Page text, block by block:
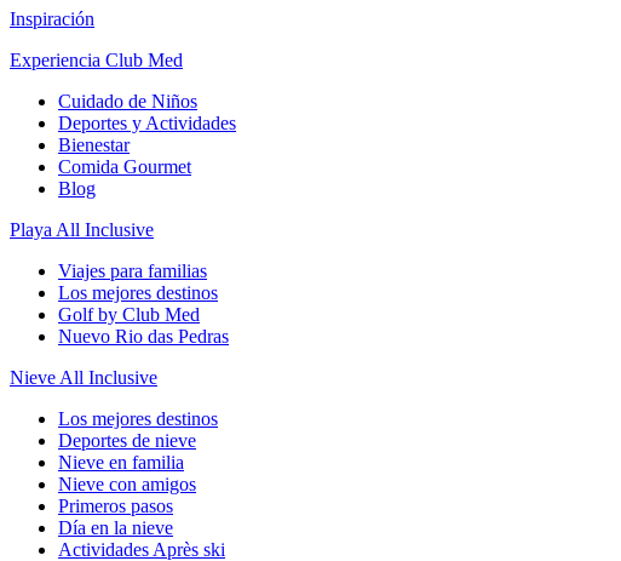
Inspiración
Experiencia Club Med
Cuidado de Niños
Deportes y Actividades
Bienestar
Comida Gourmet
Blog
Playa All Inclusive
Viajes para familias
Los mejores destinos
Golf by Club Med
Nuevo Rio das Pedras
Nieve All Inclusive
Los mejores destinos
Deportes de nieve
Nieve en familia
Nieve con amigos
Primeros pasos
Día en la nieve
Actividades Après ski